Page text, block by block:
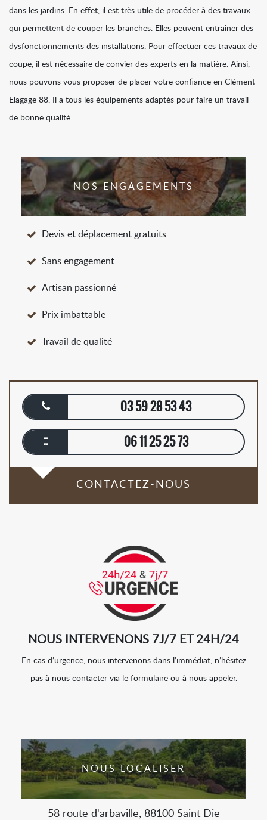
dans les jardins. En effet, il est très utile de procéder à des travaux
qui permettent de couper les branches. Elles peuvent entraîner des
dysfonctionnements des installations. Pour effectuer ces travaux de
coupe, il est nécessaire de convier des experts en la matière. Ainsi,
nous pouvons vous proposer de placer votre confiance en Clément
Elagage 88. Il a tous les équipements adaptés pour faire un travail
de bonne qualité.
NOS ENGAGEMENTS
Devis et déplacement gratuits
Sans engagement
Artisan passionné
Prix imbattable
Travail de qualité
03 59 28 53 43
06 11 25 25 73
CONTACTEZ-NOUS
NOUS INTERVENONS 7J/7 ET 24H/24
En cas d’urgence, nous intervenons dans l’immédiat, n’hésitez
pas à nous contacter via le formulaire ou à nous appeler.
NOUS LOCALISER
58 route d'arbaville, 88100 Saint Die